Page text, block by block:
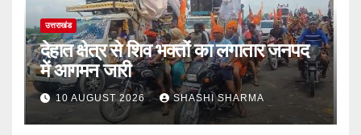
उत्तराखंड
देहात क्षेत्र से शिव भक्तों का लगातार जनपद
में आगमन जारी
10 AUGUST 2026 SHASHI SHARMA